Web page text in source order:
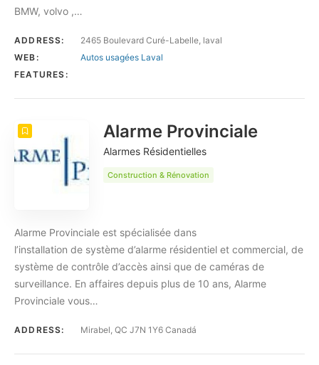
BMW, volvo ,…
ADDRESS:
2465 Boulevard Curé-Labelle, laval
WEB:
Autos usagées Laval
FEATURES:
Alarme Provinciale
Alarmes Résidentielles
Construction & Rénovation
Alarme Provinciale est spécialisée dans
l’installation de système d’alarme résidentiel et commercial, de
système de contrôle d’accès ainsi que de caméras de
surveillance. En affaires depuis plus de 10 ans, Alarme
Provinciale vous…
ADDRESS: Mirabel, QC J7N 1Y6 Canadá